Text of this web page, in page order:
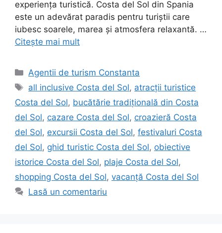
experiența turistică. Costa del Sol din Spania
este un adevărat paradis pentru turiștii care
iubesc soarele, marea și atmosfera relaxantă. …
Citește mai mult
Categorii
Agentii de turism Constanta
Etichete
all inclusive Costa del Sol, atracții turistice
Costa del Sol, bucătărie tradițională din Costa
del Sol, cazare Costa del Sol, croazieră Costa
del Sol, excursii Costa del Sol, festivaluri Costa
del Sol, ghid turistic Costa del Sol, obiective
istorice Costa del Sol, plaje Costa del Sol,
shopping Costa del Sol, vacanță Costa del Sol
Lasă un comentariu